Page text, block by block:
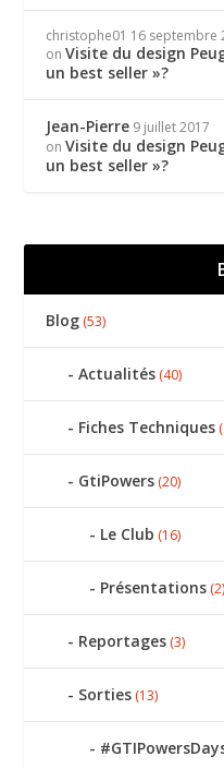
christophe01 16 septembre
onVisite du design
un best seller »?
Jean-Pierre 9 juillet 2017
onVisite du design
un best seller »?
Blog (53)
Actualités (40)
Fiches Techniques
GtiPowers (20)
Le Club (16)
Présentations (2)
Reportages (3)
Sorties (13)